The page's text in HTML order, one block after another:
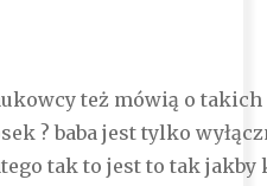
też mówią o
? baba jest tylko
tak to jest to tak jakby